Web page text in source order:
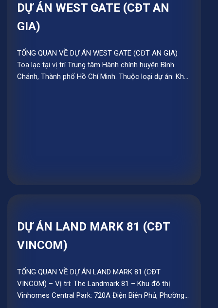
DỰ ÁN WEST GATE (CĐT AN
GIA)
TỔNG QUAN VỀ DỰ ÁN WEST GATE (CĐT AN GIA)
Toạ lạc tại vị trí Trung tâm Hành chính huyện Bình
Chánh, Thành phố Hồ Chí Minh. Thuộc loại dự án: Khu
DỰ ÁN LAND MARK 81 (CĐT
VINCOM)
TỔNG QUAN VỀ DỰ ÁN LAND MARK 81 (CĐT
VINCOM) – Vị trí: The Landmark 81 – Khu đô thị
Vinhomes Central Park: 720A Điện Biên Phủ, Phường